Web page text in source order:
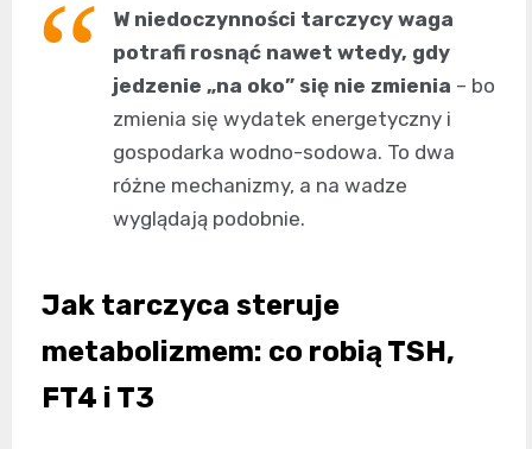
W niedoczynności tarczycy waga
potrafi rosnąć nawet wtedy, gdy
jedzenie „na oko” się nie zmienia – bo
zmienia się wydatek energetyczny i
gospodarka wodno-sodowa. To dwa
różne mechanizmy, a na wadze
wyglądają podobnie.
Jak tarczyca steruje
metabolizmem: co robią TSH,
FT4 i T3